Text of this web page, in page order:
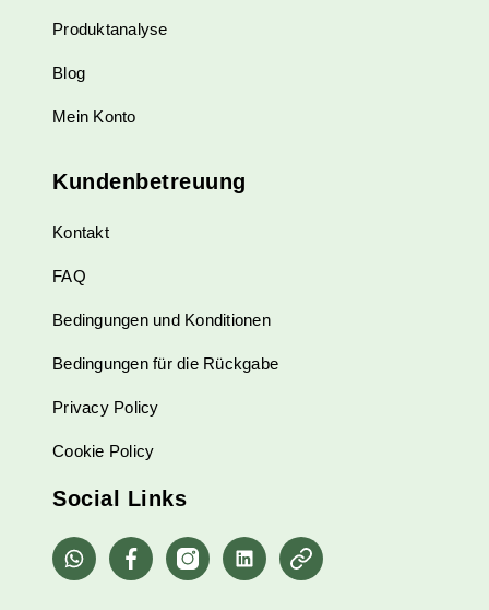
Produktanalyse
Blog
Mein Konto
Kundenbetreuung
Kontakt
FAQ
Bedingungen und Konditionen
Bedingungen für die Rückgabe
Privacy Policy
Cookie Policy
Social Links
whatsappFacebookInstagramLinkedinPinterest